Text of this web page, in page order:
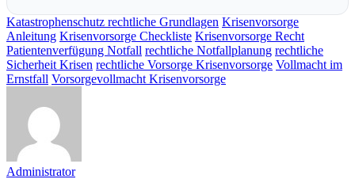
Katastrophenschutz rechtliche Grundlagen Krisenvorsorge
Anleitung Krisenvorsorge Checkliste Krisenvorsorge Recht
Patientenverfügung Notfall rechtliche Notfallplanung rechtliche
Sicherheit Krisen rechtliche Vorsorge Krisenvorsorge Vollmacht im
Ernstfall Vorsorgevollmacht Krisenvorsorge
Administrator